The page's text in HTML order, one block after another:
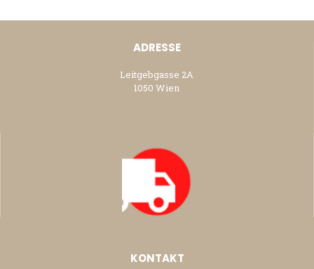
ADRESSE
Leitgebgasse 2A
1050 Wien
KONTAKT